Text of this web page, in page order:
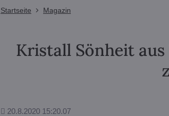
Startseite Magazin
Kristall Sönheit
Hinzugefügt
20.8.2020 15:20.07